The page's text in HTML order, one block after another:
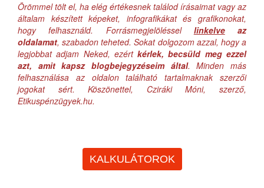
Örömmel tölt el, ha elég értékesnek találod írásaimat vagy az
általam készített képeket, infografikákat és grafikonokat,
hogy felhasználd. Forrásmegjelöléssel linkelveaz
oldalamat, szabadon teheted. Sokat dolgozom azzal, hogy a
legjobbat adjam Neked, ezértkérlek, becsüld meg ezzel
azt, amit kapsz blogbejegyzéseim által. Minden más
felhasználása az oldalon található tartalmaknak szerzői
jogokat sért. Köszönettel, Cziráki Móni, szerző,
Etikuspénzügyek.hu.
KALKULÁTOROK